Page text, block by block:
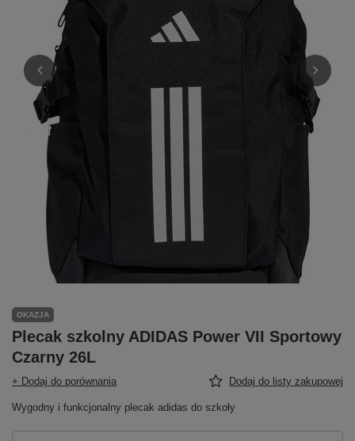
OKAZJA
Plecak szkolny ADIDAS Power VII Sportowy
Czarny 26L
+ Dodaj do porównania Dodaj do listy zakupowej
Wygodny i funkcjonalny plecak adidas do szkoły